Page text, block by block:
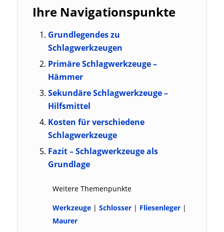
Ihre Navigationspunkte
Grundlegendes zu
Schlagwerkzeugen
Primäre Schlagwerkzeuge –
Hämmer
Sekundäre Schlagwerkzeuge –
Hilfsmittel
Kosten für verschiedene
Schlagwerkzeuge
Fazit – Schlagwerkzeuge als
Grundlage
Weitere Themenpunkte
Werkzeuge| Schlosser| Fliesenleger|
Maurer